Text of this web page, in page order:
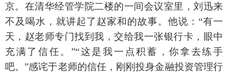
京。在清华经管学院二楼的一间会议室里，刘迅来
不及喝水，就讲起了赵家和的故事。他说： “有一
天，赵老师专门找到我，交给我一张银行卡，眼中
充满了信任。”“这是我一点积蓄，你拿去练手
吧。”感诧于老师的信任，刚刚投身金融投资管理行